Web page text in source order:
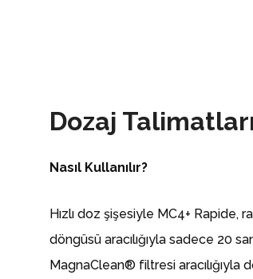
Dozaj
Nasıl Kullanılır?
Hızlı doz şişesiyle MC4+ Rapide,
döngüsü aracılığıyla sadece 20
MagnaClean® filtresi aracılığıyla